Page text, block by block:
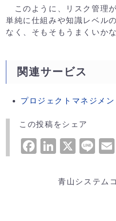
このように、リスク管理
単純に仕組みや知識レベル
なく、そもそもうまくいか
関連サービス
プロジェクトマネジメン
この投稿をシェア
Facebook
X
青山システム